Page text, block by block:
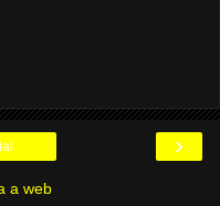
›
a web